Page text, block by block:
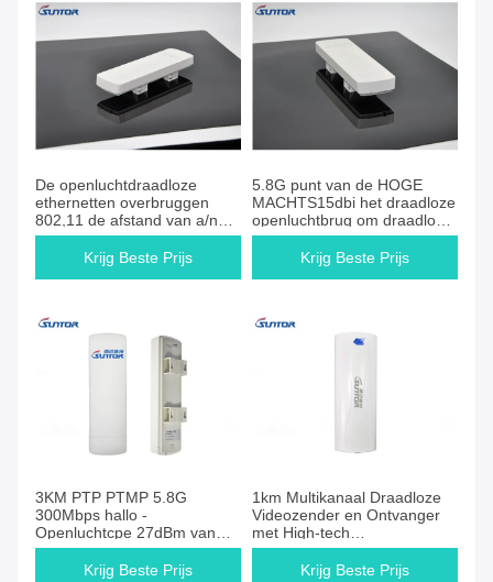
De openluchtdraadloze
ethernetten overbruggen
802,11 de afstand van a/n
5.8G Herz 300Mbps 15dBi
Krijg Beste Prijs
5.8G punt van de HOGE
MACHTS15dbi het draadloze
openluchtbrug om draadloze
brug WDS/AP/CPE te richten
Krijg Beste Prijs
3KM PTP PTMP 5.8G
300Mbps hallo -
Openluchtcpe 27dBm van
machts Draadloze Radio's
Krijg Beste Prijs
1km Multikanaal Draadloze
Videozender en Ontvanger
met High-tech
Schakelschema
Krijg Beste Prijs